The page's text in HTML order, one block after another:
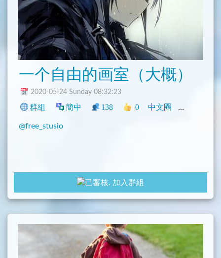
一个自由的画室（大概）
2020-05-24 Sunday 08:32:23
群組 簡中 138 0 中文圈 社群
@free_stusio
加入群組